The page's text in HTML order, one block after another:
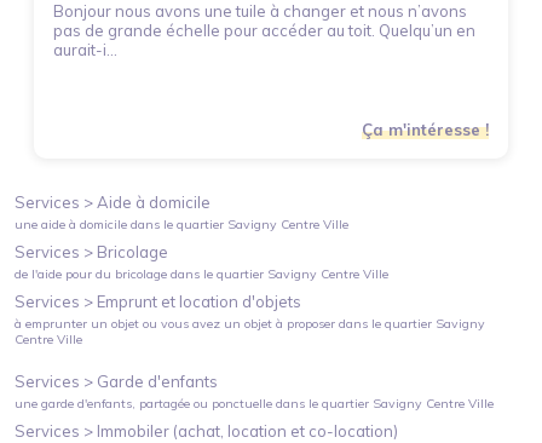
Bonjour nous avons une tuile à changer et nous n’avons
pas de grande échelle pour accéder au toit. Quelqu’un en
aurait-i...
Ça m'intéresse !
Services >Aide à domicile
une aide à domicile dans le quartier Savigny Centre Ville
Services > Bricolage
de l'aide pour du bricolage dans le quartier Savigny Centre Ville
Services > Emprunt et location d'objets
à emprunter un objet ou vous avez un objet à proposer dans le quartier Savigny
Centre Ville
Services > Garde d'enfants
une garde d'enfants, partagée ou ponctuelle dans le quartier Savigny Centre Ville
Services > Immobiler (achat, location et co-location)